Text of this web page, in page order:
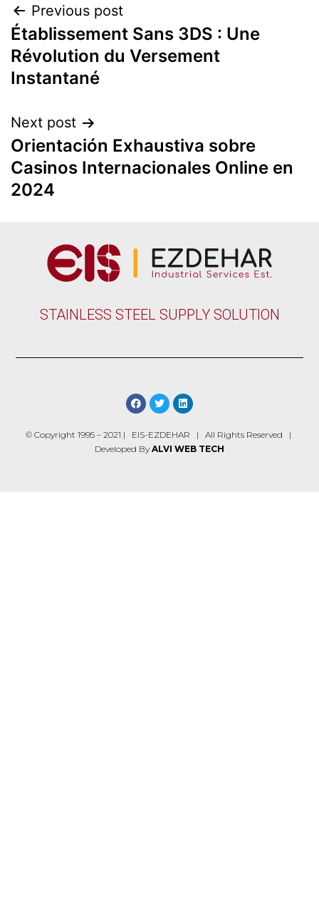
Previous post
Établissement Sans 3DS : Une
Révolution du Versement
Instantané
Next post
Orientación Exhaustiva sobre
Casinos Internacionales Online en
2024
STAINLESS STEEL SUPPLY SOLUTION
© Copyright 1995 – 2021 | EIS-EZDEHAR | All Rights Reserved |
Developed By ALVI WEB TECH